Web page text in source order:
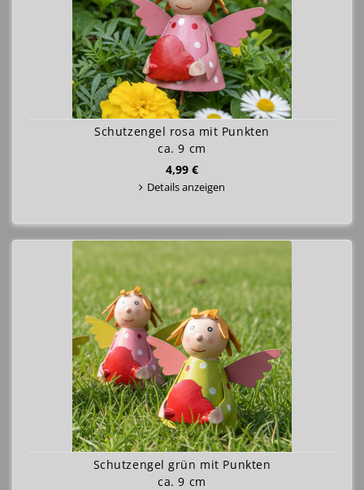
Schutzengel rosa mit Punkten
ca. 9 cm
4,99 €
Details anzeigen
Schutzengel grün mit Punkten
ca. 9 cm